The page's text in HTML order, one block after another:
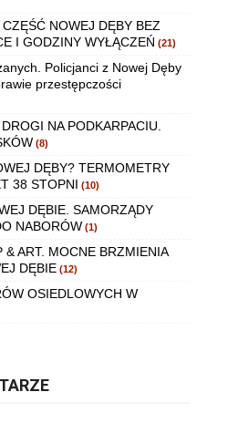
NOWEJ DĘBY BEZ
I GODZINY WYŁĄCZEŃ (21)
Policjanci z Nowej Dęby
przestępczości
NA PODKARPACIU.
(8)
DĘBY? TERMOMETRY
38 STOPNI (10)
DĘBIE. SAMORZĄDY
NABORÓW (1)
ART. MOCNE BRZMIENIA
DĘBIE (12)
OSIEDLOWYCH W